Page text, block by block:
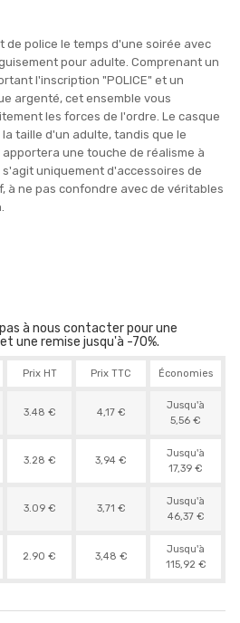
de police le temps d'une soirée avec
pour adulte. Comprenant un
l'inscription "POLICE" et un
argenté, cet ensemble vous
les forces de l'ordre. Le casque
taille d'un adulte, tandis que le
une touche de réalisme à
uniquement d'accessoires de
à ne pas confondre avec de véritables
à nous contacter pour une
une remise jusqu'à -70%.
Prix HT Prix TTC Économies
3.48 € 4,17 €
Jusqu'à
5,56 €
3.28 € 3,94 €
Jusqu'à
17,39 €
3.09 € 3,71 €
Jusqu'à
46,37 €
2.90 € 3,48 €
Jusqu'à
115,92 €